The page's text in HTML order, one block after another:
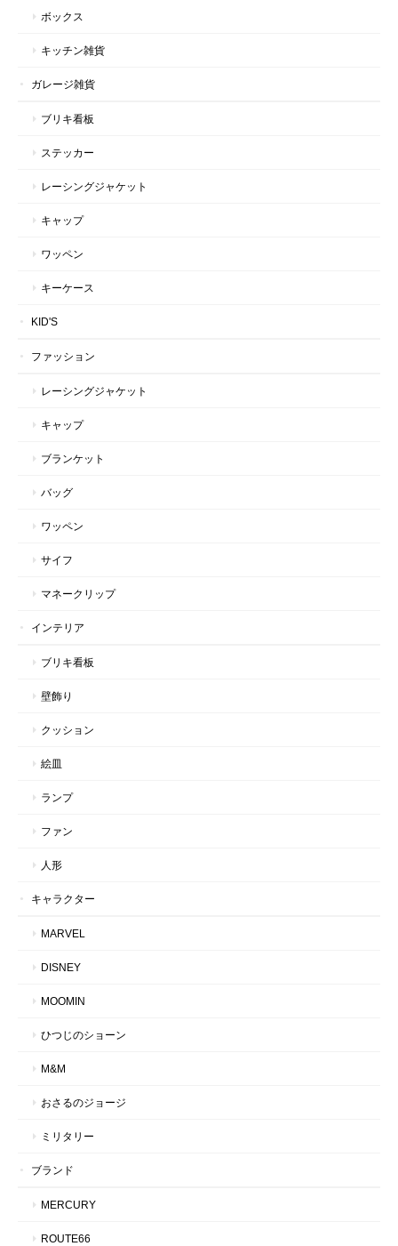
ボックス
キッチン雑貨
ガレージ雑貨
ブリキ看板
ステッカー
レーシングジャケット
キャップ
ワッペン
キーケース
KID'S
ファッション
レーシングジャケット
キャップ
ブランケット
バッグ
ワッペン
サイフ
マネークリップ
インテリア
ブリキ看板
壁飾り
クッション
絵皿
ランプ
ファン
人形
キャラクター
MARVEL
DISNEY
MOOMIN
ひつじのショーン
M&M
おさるのジョージ
ミリタリー
ブランド
MERCURY
ROUTE66